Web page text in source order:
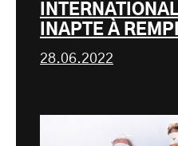
INAPTE À
28.06.2022